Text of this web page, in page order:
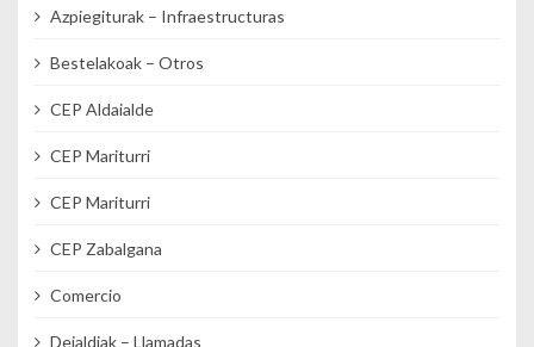
Azpiegiturak – Infraestructuras
Bestelakoak – Otros
CEP Aldaialde
CEP Mariturri
CEP Mariturri
CEP Zabalgana
Comercio
Deialdiak – Llamadas